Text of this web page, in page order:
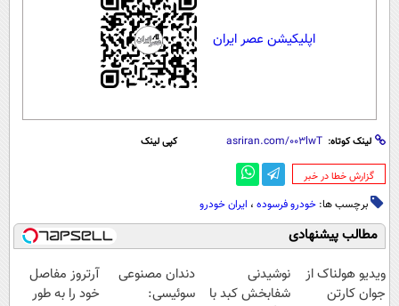
اپلیکیشن عصر ایران
لینک کوتاه: کپی لینک
‌گزارش خطا در خبر
برچسب ها: خودرو فرسوده ، ایران خودرو
مطالب پیشنهادی
ویدیو هولناک از
جوان کارتن
نوشیدنی
شفابخش کبد با
دندان مصنوعی
سوئیسی:
آرتروز مفاصل
خود را به طور